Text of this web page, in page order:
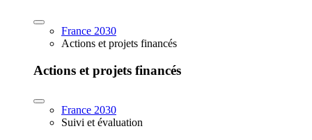
France 2030
Actions et projets financés
Actions et projets financés
France 2030
Suivi et évaluation